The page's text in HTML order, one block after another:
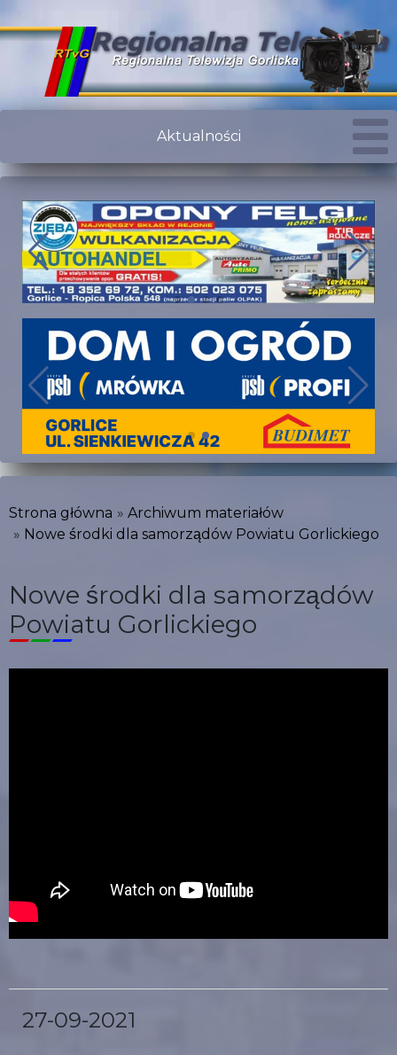
Aktualności
Strona główna
Archiwum materiałów
Nowe środki dla samorządów Powiatu Gorlickiego
Nowe środki dla samorządów
Powiatu Gorlickiego
27-09-2021